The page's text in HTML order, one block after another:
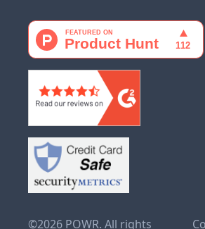
©2026 POWR. All rights